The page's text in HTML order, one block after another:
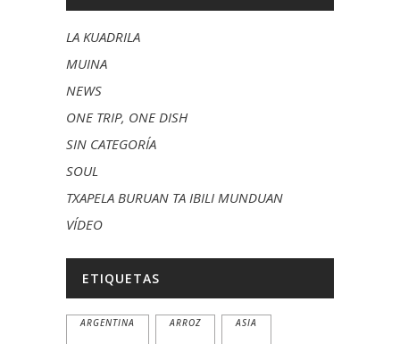
LA KUADRILA
MUINA
NEWS
ONE TRIP, ONE DISH
SIN CATEGORÍA
SOUL
TXAPELA BURUAN TA IBILI MUNDUAN
VÍDEO
ETIQUETAS
ARGENTINA ARROZ ASIA